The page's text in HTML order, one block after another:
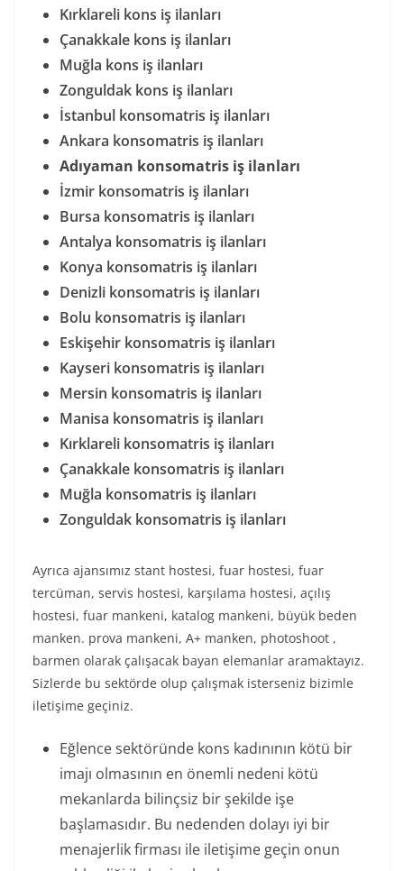
Kırklareli kons iş ilanları
Çanakkale kons iş ilanları
Muğla kons iş ilanları
Zonguldak kons iş ilanları
İstanbul konsomatris iş ilanları
Ankara konsomatris iş ilanları
Adıyaman konsomatris iş ilanları
İzmir konsomatris iş ilanları
Bursa konsomatris iş ilanları
Antalya konsomatris iş ilanları
Konya konsomatris iş ilanları
Denizli konsomatris iş ilanları
Bolu konsomatris iş ilanları
Eskişehir konsomatris iş ilanları
Kayseri konsomatris iş ilanları
Mersin konsomatris iş ilanları
Manisa konsomatris iş ilanları
Kırklareli konsomatris iş ilanları
Çanakkale konsomatris iş ilanları
Muğla konsomatris iş ilanları
Zonguldak konsomatris iş ilanları
Ayrıca ajansımız stant hostesi, fuar hostesi, fuar
tercüman, servis hostesi, karşılama hostesi, açılış
hostesi, fuar mankeni, katalog mankeni, büyük beden
manken. prova mankeni, A+ manken, photoshoot ,
barmen olarak çalışacak bayan elemanlar aramaktayız.
Sizlerde bu sektörde olup çalışmak isterseniz bizimle
iletişime geçiniz.
Eğlence sektöründe kons kadınının kötü bir
imajı olmasının en önemli nedeni kötü
mekanlarda bilinçsiz bir şekilde işe
başlamasıdır. Bu nedenden dolayı iyi bir
menajerlik firması ile iletişime geçin onun